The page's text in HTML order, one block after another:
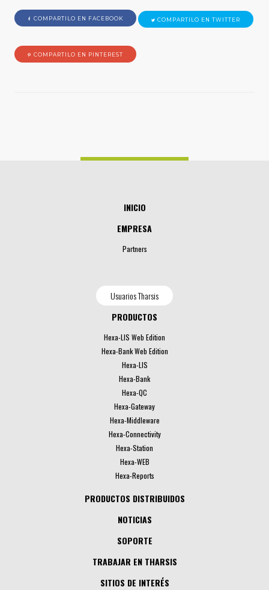
COMPARTILO EN FACEBOOK COMPARTILO EN TWITTER
COMPARTILO EN PINTEREST
INICIO
EMPRESA
Partners
Usuarios Tharsis
PRODUCTOS
Hexa-LIS Web Edition
Hexa-Bank Web Edition
Hexa-LIS
Hexa-Bank
Hexa-QC
Hexa-Gateway
Hexa-Middleware
Hexa-Connectivity
Hexa-Station
Hexa-WEB
Hexa-Reports
PRODUCTOS DISTRIBUIDOS
NOTICIAS
SOPORTE
TRABAJAR EN THARSIS
SITIOS DE INTERÉS